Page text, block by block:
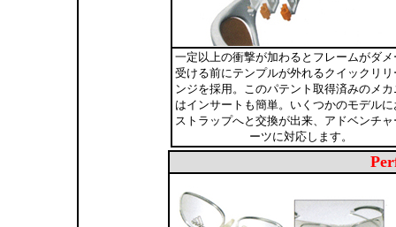
一定以上の衝撃が加わるとフレームがダメ
受ける前にテンプルが外れるクイックリリ
ンジを採用。このパテント取得済みのメカ
はインサートも簡単。いくつかのモデルに
ストラップへと交換が出来、アドベンチャ
ーツに対応します。